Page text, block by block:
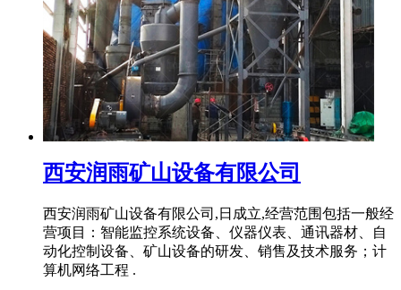
西安润雨矿山设备有限公司
西安润雨矿山设备有限公司,日成立,经营范围包括一般经
营项目：智能监控系统设备、仪器仪表、通讯器材、自
动化控制设备、矿山设备的研发、销售及技术服务；计
算机网络工程 .